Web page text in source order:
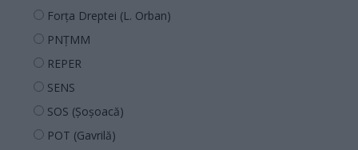
Forța Dreptei (L. Orban)
PNȚMM
REPER
SENS
SOS (Șoșoacă)
POT (Gavrilă)